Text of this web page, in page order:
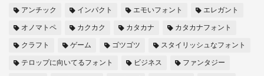
アンチック インパクト エモいフォント エレガント
オノマトペ カクカク カタカナ カタカナフォント
クラフト ゲーム ゴツゴツ スタイリッシュなフォント
テロップに向いてるフォント ビジネス ファンタジー